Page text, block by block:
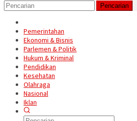
Pencarian
Pemerintahan
Ekonomi & Bisnis
Parlemen & Politik
Hukum & Kriminal
Pendidikan
Kesehatan
Olahraga
Nasional
Iklan